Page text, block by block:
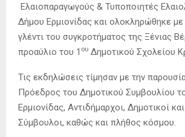
Ελαιοπαραγωγούς & Τυποποιητές
Δήμου Ερμιονίδας και ολοκληρώθηκε
γλέντι του συγκροτήματος της Ξένιας
προαύλιο του 1 ου Δημοτικού Σχολείου
Τις εκδηλώσεις τίμησαν με την
Πρόεδρος του Δημοτικού Συμβουλίου
Ερμιονίδας, Αντιδήμαρχοι, Δημοτικοί
Σύμβουλοι, καθώς και πλήθος κόσμου.